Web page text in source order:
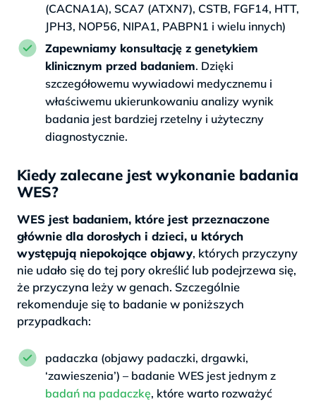
(CACNA1A), SCA7 (ATXN7), CSTB, FGF14, HTT,
JPH3, NOP56, NIPA1, PABPN1 i wielu innych)
Zapewniamy konsultację z genetykiem
klinicznym przed badaniem. Dzięki
szczegółowemu wywiadowi medycznemu i
właściwemu ukierunkowaniu analizy wynik
badania jest bardziej rzetelny i użyteczny
diagnostycznie.
Kiedy zalecane jest wykonanie badania
WES?
WES jest badaniem, które jest przeznaczone
głównie dla dorosłych i dzieci, u których
występują niepokojące objawy, których przyczyny
nie udało się do tej pory określić lub podejrzewa się,
że przyczyna leży w genach. Szczególnie
rekomenduje się to badanie w poniższych
przypadkach:
padaczka (objawy padaczki, drgawki,
‘zawieszenia’) – badanie WES jest jednym z
badań na padaczkę, które warto rozważyć